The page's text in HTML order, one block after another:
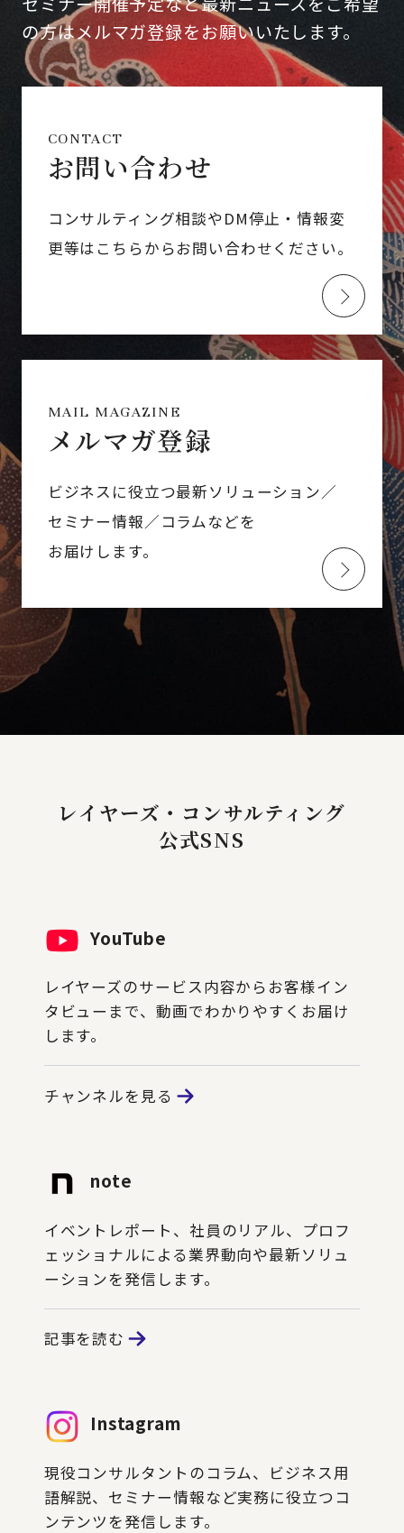
の方はメルマガ登録をお願いいたします。
CONTACT
お問い合わせ
コンサルティング相談やDM停止・情報変
更等はこちらからお問い合わせください。
MAIL MAGAZINE
メルマガ登録
ビジネスに役立つ最新ソリューション／
セミナー情報／コラムなどを
お届けします。
レイヤーズ・コンサルティング
公式SNS
YouTube
レイヤーズのサービス内容からお客様イン
タビューまで、動画でわかりやすくお届け
します。
チャンネルを見る
note
イベントレポート、社員のリアル、プロフ
ェッショナルによる業界動向や最新ソリュ
ーションを発信します。
記事を読む
Instagram
現役コンサルタントのコラム、ビジネス用
語解説、セミナー情報など実務に役立つコ
ンテンツを発信します。